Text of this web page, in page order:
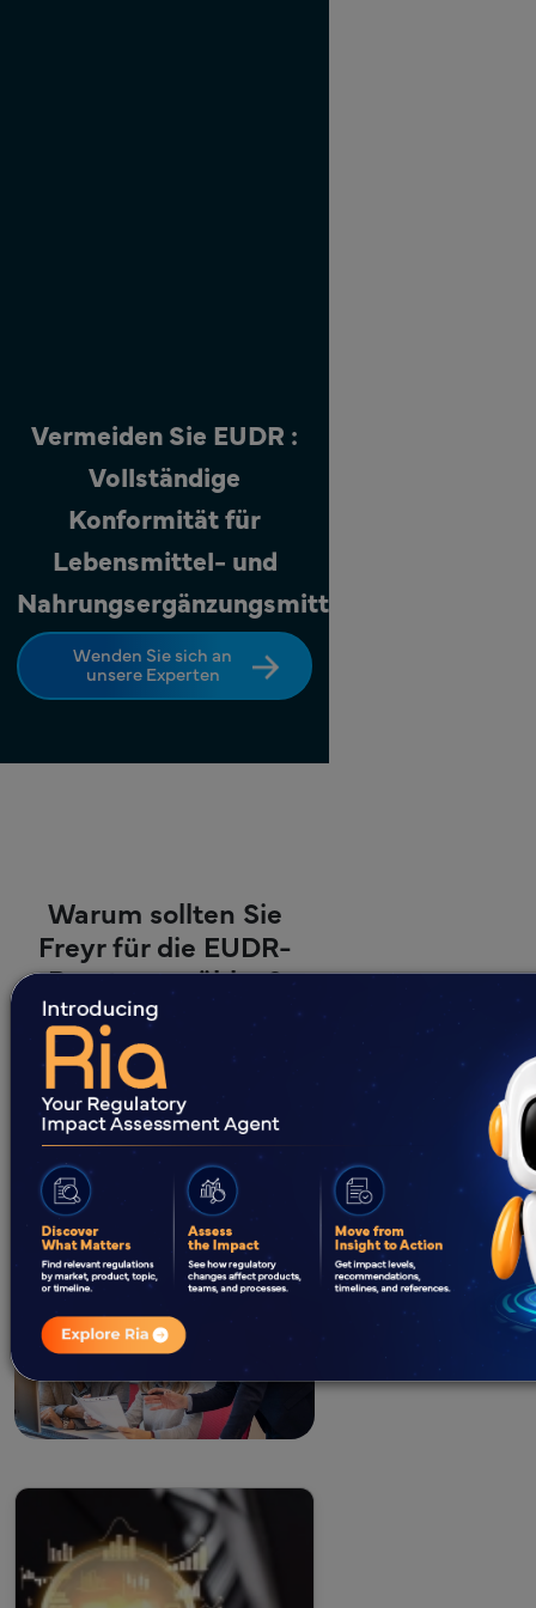
Vermeiden Sie EUDR :
Vollständige
Konformität für
Lebensmittel- und
Nahrungsergänzungsmittelmarken
Wenden Sie sich an
unsere Experten
Warum sollten Sie
Freyr für die EUDR-
Beratung wählen?
Bei Freyr sind wir spezialisiert auf
die Einhaltung regulatorischer
Vorschriften und bieten
umfassende Dienstleistungen an,
um Sie bei der Navigation durch
die Komplexität der EUDR-
Verordnung zu unterstützen.
Unsere Dienstleistungen
umfassen:
Entwicklung und
Implementierung von
Sorgfaltspflichtsystemen